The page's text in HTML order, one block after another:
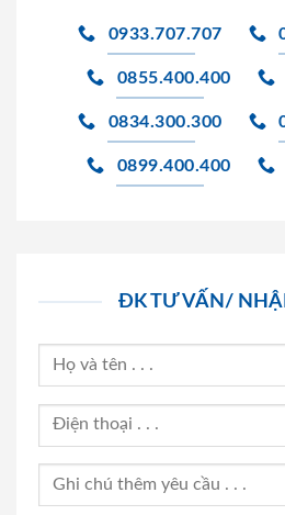
0933.707.707
0855.400.400
0834.300.300
0899.400.400
ĐK TƯ VẤN/